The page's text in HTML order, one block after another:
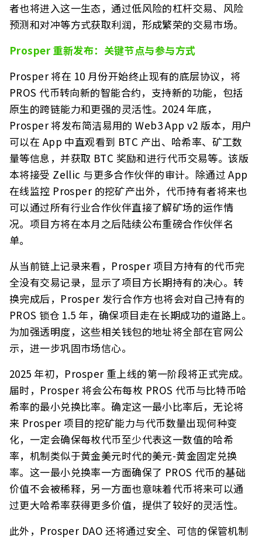
者也将进入这一生态，通过低风险的杠杆交易、风险
预测和对冲等方式获取利润，形成繁荣的交易市场。
Prosper 重新发布：关键节点与参与方式
Prosper 将在 10 月份开始终止现有的底层协议，将
PROS 代币转向新的智能合约，支持新的功能，包括
原生的跨链能力和更强的灵活性。2024 年底，
Prosper 将发布简洁易用的 Web3 App v2 版本，用户
可以在 App 中直观看到 BTC 产出、哈希率、矿工数
量等信息，并获取 BTC 奖励和进行代币交易等。该版
本将接受 Zellic 与更多合作伙伴的审计。除通过 App
在线监控 Prosper 的挖矿产出外，代币持有者将来也
可以通过所有行业合作伙伴直接了解矿场的运作情
况。项目方将在本月之后陆续公布重磅合作伙伴名
单。
从当前链上记录来看，Prosper 项目方持有的代币完
全没有交易记录，显示了项目方长期持有的决心。转
换完成后，Prosper 发行合作方也将会对自己持有的
PROS 锁仓 1.5 年，确保项目走在长期成功的道路上。
为加强透明度，这些相关钱包的地址将全部在官网公
示，进一步巩固市场信心。
2025 年初，Prosper 重上线的第一阶段将正式完成。
届时，Prosper 将会公布每枚 PROS 代币与比特币哈
希率的最小兑换比率。确定这一最小比率后，无论将
来 Prosper 项目的挖矿能力与代币数量出现何种变
化，一定会确保每枚代币至少代表这一数值的哈希
率，机制类似于黄金美元时代的美元-黄金固定兑换
率。这一最小兑换率一方面确保了 PROS 代币的基础
价值不会被稀释，另一方面也意味着代币将来可以通
过更大哈希率获得更多价值，提供了较好的灵活性。
此外，Prosper DAO 还将通过安全、可信的保管机制